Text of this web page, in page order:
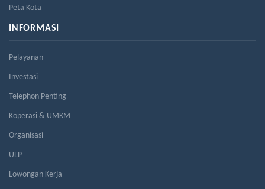
Peta Kota
INFORMASI
Pelayanan
Investasi
Telephon Penting
Koperasi & UMKM
Organisasi
ULP
Lowongan Kerja